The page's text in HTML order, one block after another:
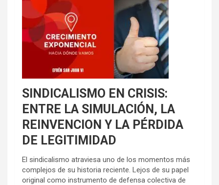
SINDICALISMO EN CRISIS:
ENTRE LA SIMULACIÓN, LA
REINVENCION Y LA PÉRDIDA
DE LEGITIMIDAD
El sindicalismo atraviesa uno de los momentos más
complejos de su historia reciente. Lejos de su papel
original como instrumento de defensa colectiva de